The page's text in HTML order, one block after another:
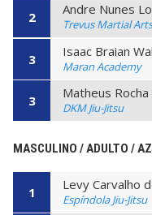
2 Andre Nunes
Trevus Martial Arts
3 Isaac Braian
Maran Academy
3 Matheus
DKM Jiu-Jitsu
MASCULINO / ADULTO /
1 Levy Carvalho
Espíndola Jiu-Jitsu